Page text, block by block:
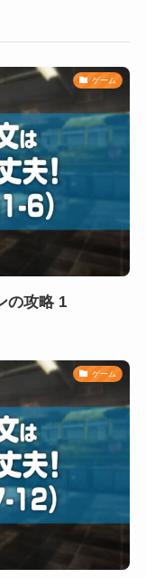
ゲーム
の攻略 1
ゲーム